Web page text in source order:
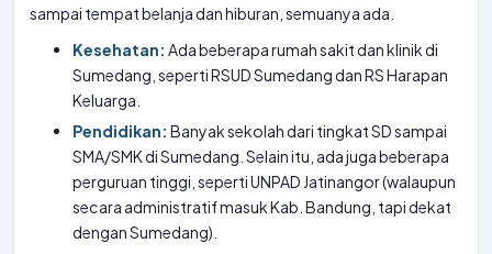
sampai tempat belanja dan hiburan, semuanya ada.
Kesehatan: Ada beberapa rumah sakit dan klinik di
Sumedang, seperti RSUD Sumedang dan RS Harapan
Keluarga.
Pendidikan: Banyak sekolah dari tingkat SD sampai
SMA/SMK di Sumedang. Selain itu, ada juga beberapa
perguruan tinggi, seperti UNPAD Jatinangor (walaupun
secara administratif masuk Kab. Bandung, tapi dekat
dengan Sumedang).